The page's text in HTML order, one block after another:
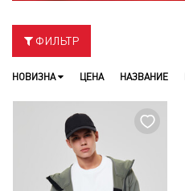
ФИЛЬТР
НОВИЗНА ЦЕНА НАЗВАНИЕ